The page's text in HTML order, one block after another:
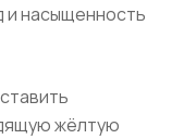
и насыщенность
жёлтую